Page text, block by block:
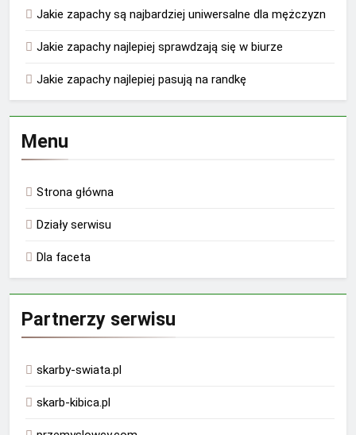
Jakie zapachy są najbardziej uniwersalne dla mężczyzn
Jakie zapachy najlepiej sprawdzają się w biurze
Jakie zapachy najlepiej pasują na randkę
Menu
Strona główna
Działy serwisu
Dla faceta
Partnerzy serwisu
skarby-swiata.pl
skarb-kibica.pl